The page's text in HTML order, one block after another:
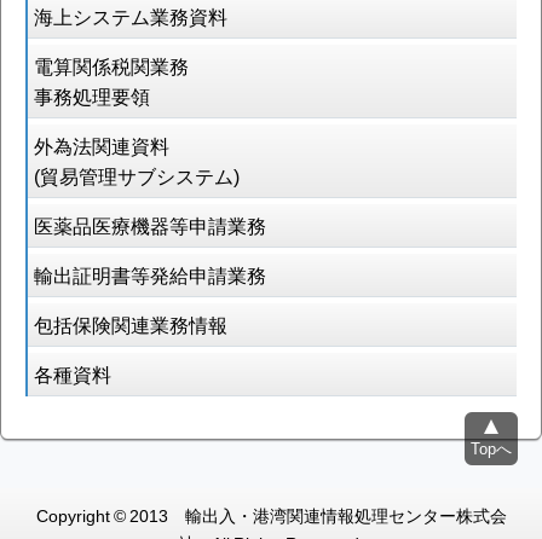
海上システム業務資料
電算関係税関業務
事務処理要領
外為法関連資料
(貿易管理サブシステム)
医薬品医療機器等申請業務
輸出証明書等発給申請業務
包括保険関連業務情報
各種資料
Copyright © 2013 輸出入・港湾関連情報処理センター株式会
Topへ